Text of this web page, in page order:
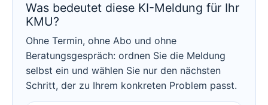
Was bedeutet diese KI-Meldung für Ihr
KMU?
Ohne Termin, ohne Abo und ohne
Beratungsgespräch: ordnen Sie die Meldung
selbst ein und wählen Sie nur den nächsten
Schritt, der zu Ihrem konkreten Problem passt.